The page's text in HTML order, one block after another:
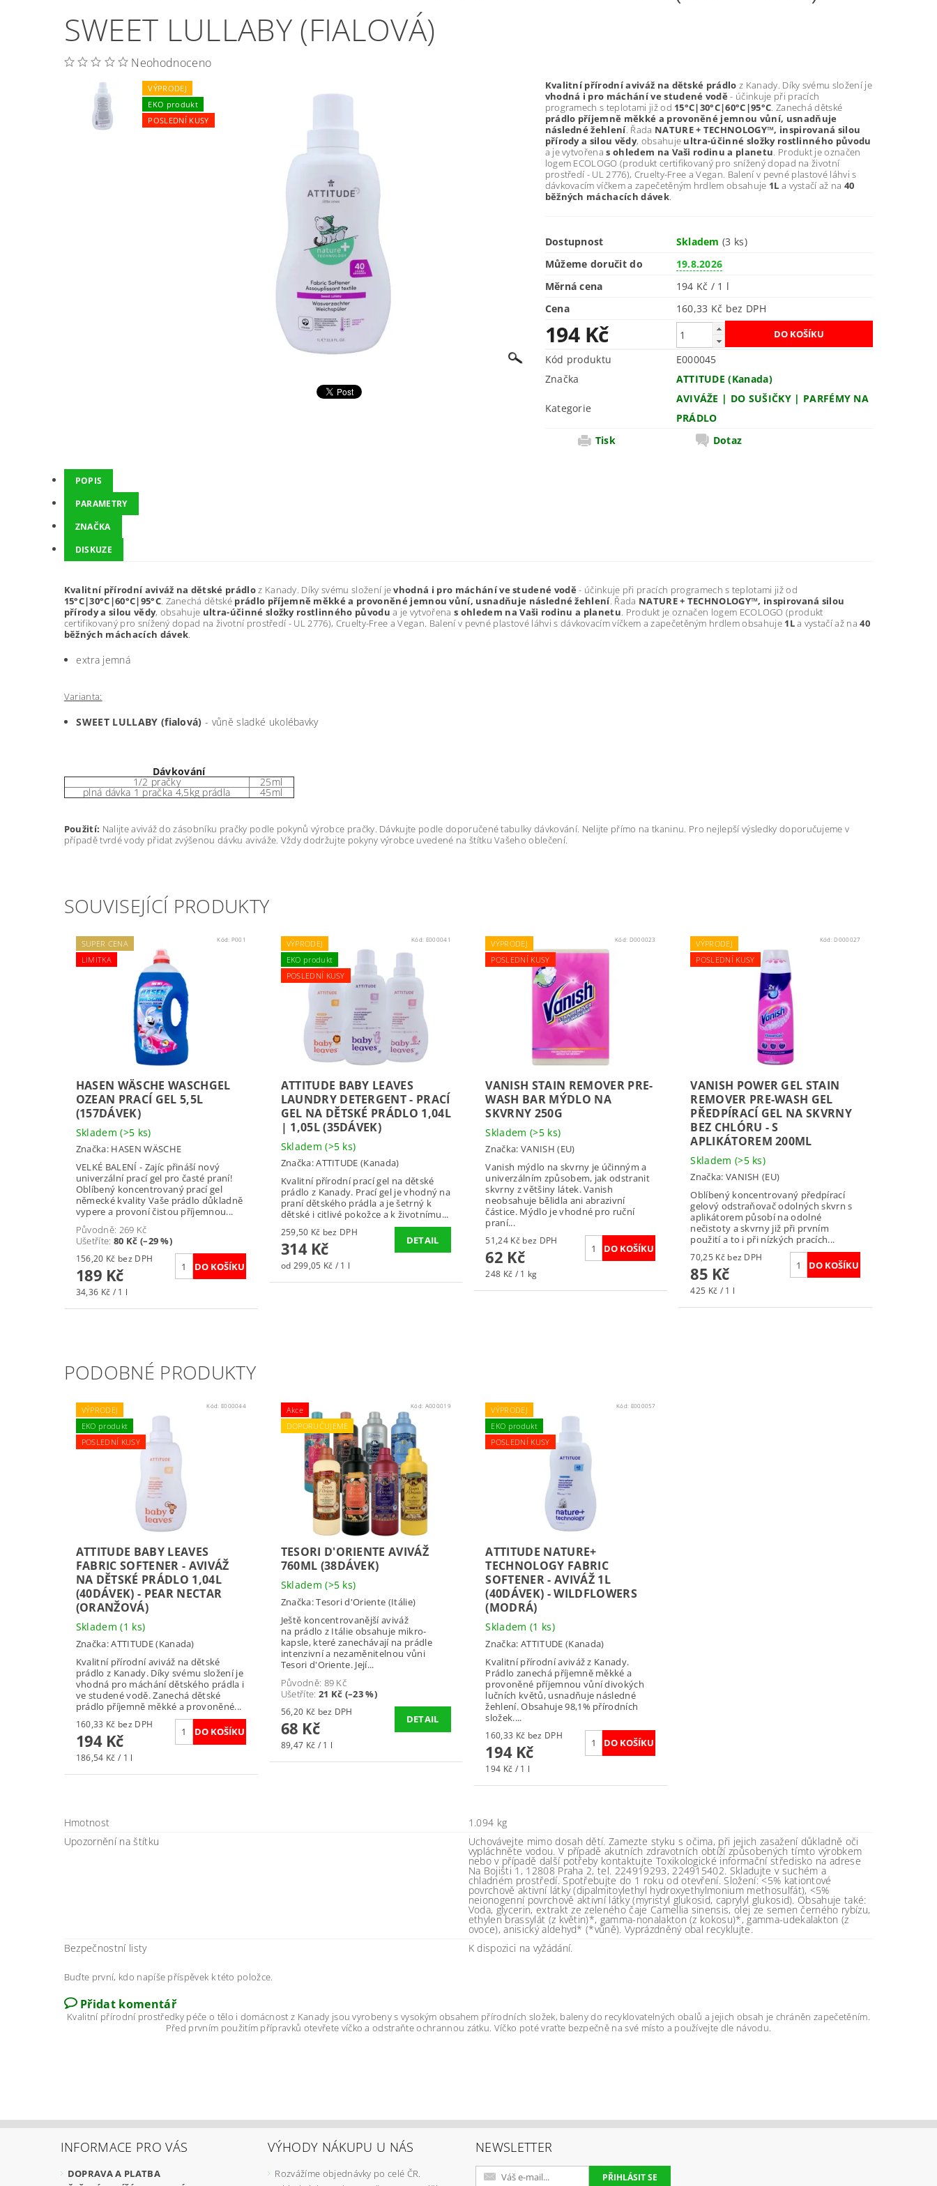
SWEET LULLABY (FIALOVÁ)
Neohodnoceno
VÝPRODEJ
EKO produkt
POSLEDNÍ KUSY
Kvalitní přírodní aviváž na dětské prádlo z Kanady. Díky svému složení je
vhodná i pro máchání ve studené vodě - účinkuje při pracích
programech s teplotami již od 15°C|30°C|60°C|95°C. Zanechá dětské
prádlo příjemně měkké a provoněné jemnou vůní, usnadňuje
následné žehlení. Řada NATURE + TECHNOLOGY™, inspirovaná silou
přírody a silou vědy, obsahuje ultra-účinné složky rostlinného původu
a je vytvořenas ohledem na Vaši rodinu a planetu. Produkt je označen
logem ECOLOGO (produkt certifikovaný pro snížený dopad na životní
prostředí - UL 2776), Cruelty-Free a Vegan. Balení v pevné plastové láhvi s
dávkovacím víčkem a zapečetěným hrdlem obsahuje 1L a vystačí až na 40
běžných máchacích dávek.
Dostupnost Skladem(3 ks)
Můžeme doručit do
19.8.2026
Měrná cena
194 Kč / 1 l
Cena
160,33 Kč bez DPH
194 Kč
Kód produktu
E000045
Značka
ATTITUDE (Kanada)
Kategorie
AVIVÁŽE | DO SUŠIČKY | PARFÉMY NA
PRÁDLO
Tisk
Dotaz
POPIS
PARAMETRY
ZNAČKA
DISKUZE
Kvalitní přírodní aviváž na dětské prádloz Kanady. Díky svému složení jevhodná i pro máchání ve studené vodě - účinkuje při pracích programech s teplotami již od
15°C|30°C|60°C|95°C. Zanechá dětské prádlo příjemně měkké a provoněné jemnou vůní, usnadňuje následné žehlení. Řada NATURE + TECHNOLOGY™, inspirovaná silou
přírody a silou vědy, obsahuje ultra-účinné složky rostlinného původu a je vytvořenas ohledem na Vaši rodinu a planetu. Produkt je označen logem ECOLOGO (produkt
certifikovaný pro snížený dopad na životní prostředí - UL 2776), Cruelty-Free a Vegan. Balení v pevné plastové láhvi s dávkovacím víčkem a zapečetěným hrdlem obsahuje 1La vystačí až na40
běžných máchacích dávek.
extra jemná
Varianta:
SWEET LULLABY (fialová) - vůně sladké ukolébavky
Dávkování
1/2 pračky 25ml
plná dávka 1 pračka 4,5kg prádla 45ml
Použití: Nalijte aviváž do zásobníku pračky podle pokynů výrobce pračky. Dávkujte podle doporučené tabulky dávkování. Nelijte přímo na tkaninu. Pro nejlepší výsledky doporučujeme v
případě tvrdé vody přidat zvýšenou dávku aviváže. Vždy dodržujte pokyny výrobce uvedené na štítku Vašeho oblečení.
SOUVISEJÍCÍ PRODUKTY
SUPER CENA
LIMITKA
Kód: P001
HASEN WÄSCHE WASCHGEL
OZEAN PRACÍ GEL 5,5L
(157DÁVEK)
Skladem(>5 ks)
Značka: HASEN WÄSCHE
VELKÉ BALENÍ - Zajíc přináší nový
univerzální prací gel pro časté praní!
Oblíbený koncentrovaný prací gel
německé kvality Vaše prádlo důkladně
vypere a provoní čistou příjemnou...
Původně: 269 Kč
Ušetříte: 80 Kč (–29 %)
156,20 Kč bez DPH
189 Kč
34,36 Kč / 1 l
VÝPRODEJ
EKO produkt
POSLEDNÍ KUSY
Kód: E000041
ATTITUDE BABY LEAVES
LAUNDRY DETERGENT - PRACÍ
GEL NA DĚTSKÉ PRÁDLO 1,04L
| 1,05L (35DÁVEK)
Skladem(>5 ks)
Značka:ATTITUDE (Kanada)
Kvalitní přírodní prací gel na dětské
prádlo z Kanady. Prací gel je vhodný na
praní dětského prádla a je šetrný k
dětské i citlivé pokožce a k životnímu...
259,50 Kč bez DPH
314 Kč
od 299,05 Kč / 1 l
DETAIL
VÝPRODEJ
POSLEDNÍ KUSY
Kód: D000023
VANISH STAIN REMOVER PRE-
WASH BAR MÝDLO NA
SKVRNY 250G
Skladem(>5 ks)
Značka:VANISH (EU)
Vanish mýdlo na skvrny je účinným a
univerzálním způsobem, jak odstranit
skvrny z většiny látek. Vanish
neobsahuje bělidla ani abrazivní
částice. Mýdlo je vhodné pro ruční
praní...
51,24 Kč bez DPH
62 Kč
248 Kč / 1 kg
VÝPRODEJ
POSLEDNÍ KUSY
Kód:D000027
VANISH POWER GEL STAIN
REMOVER PRE-WASH GEL
PŘEDPÍRACÍ GEL NA SKVRNY
BEZ CHLÓRU - S
APLIKÁTOREM 200ML
Skladem (>5 ks)
Značka: VANISH (EU)
Oblíbený koncentrovaný předpírací
gelový odstraňovač odolných skvrn s
aplikátorem působí na odolné
nečistoty a skvrny již při prvním
použití a to i při nízkých pracích...
70,25 Kč bez DPH
85 Kč
425 Kč / 1 l
PODOBNÉ PRODUKTY
VÝPRODEJ
EKO produkt
POSLEDNÍ KUSY
Kód: E000044
ATTITUDE BABY LEAVES
FABRIC SOFTENER - AVIVÁŽ
NA DĚTSKÉ PRÁDLO 1,04L
(40DÁVEK) - PEAR NECTAR
(ORANŽOVÁ)
Skladem(1 ks)
Značka:ATTITUDE (Kanada)
Kvalitní přírodní aviváž na dětské
prádlo z Kanady. Díky svému složení je
vhodná pro máchání dětského prádla i
ve studené vodě. Zanechá dětské
prádlo příjemně měkké a provoněné...
160,33 Kč bez DPH
194 Kč
186,54 Kč / 1 l
Akce
DOPORUČUJEME
Kód: A000019
TESORI D'ORIENTE AVIVÁŽ
760ML (38DÁVEK)
Skladem(>5 ks)
Značka:Tesori d'Oriente (Itálie)
Ještě koncentrovanější aviváž
na prádlo z Itálie obsahuje mikro-
kapsle, které zanechávají na prádle
intenzivní a nezaměnitelnou vůni
Tesori d'Oriente. Její...
Původně: 89 Kč
Ušetříte: 21 Kč (–23 %)
56,20 Kč bez DPH
68 Kč
89,47 Kč / 1 l
DETAIL
VÝPRODEJ
EKO produkt
POSLEDNÍ KUSY
Kód: E000057
ATTITUDE NATURE+
TECHNOLOGY FABRIC
SOFTENER - AVIVÁŽ 1L
(40DÁVEK) - WILDFLOWERS
(MODRÁ)
Skladem(1 ks)
Značka:ATTITUDE (Kanada)
Kvalitní přírodní aviváž z Kanady.
Prádlo zanechá příjemně měkké a
provoněné příjemnou vůní divokých
lučních květů, usnadňuje následné
žehlení. Obsahuje 98,1% přírodních
složek....
160,33 Kč bez DPH
194 Kč
194 Kč / 1 l
Hmotnost
1.094 kg
Upozornění na štítku
Uchovávejte mimo dosah dětí. Zamezte styku s očima, při jejich zasažení důkladně oči
vypláchněte vodou. V případě akutních zdravotních obtíží způsobených tímto výrobkem
nebo v případě další potřeby kontaktujte Toxikologické informační středisko na adrese
Na Bojišti 1, 12808 Praha 2, tel. 224919293, 224915402. Skladujte v suchém a
chladném prostředí. Spotřebujte do 1 roku od otevření. Složení: <5% kationtové
povrchově aktivní látky (dipalmitoylethyl hydroxyethylmonium methosulfát), <5%
neionogenní povrchově aktivní látky (myristyl glukosid, caprylyl glukosid). Obsahuje také:
Voda, glycerin, extrakt ze zeleného čaje Camellia sinensis, olej ze semen černého rybízu,
ethylen brassylát (z květin)*, gamma-nonalakton (z kokosu)*, gamma-udekalakton (z
ovoce), anisický aldehyd* (*vůně). Vyprázdněný obal recyklujte.
Bezpečnostní listy
K dispozici na vyžádání.
Buďte první, kdo napíše příspěvek k této položce.
Přidat komentář
Kvalitní přírodní prostředky péče o tělo i domácnost z Kanady jsou vyrobeny s vysokým obsahem přírodních složek, baleny do recyklovatelných obalů a jejich obsah je chráněn zapečetěním.
Před prvním použitím přípravků otevřete víčko a odstraňte ochrannou zátku. Víčko poté vraťte bezpečně na své místo a používejte dle návodu.
INFORMACE PRO VÁS
DOPRAVA A PLATBA
VÝHODY NÁKUPU U NÁS
Rozvážíme objednávky po celé ČR.
NEWSLETTER